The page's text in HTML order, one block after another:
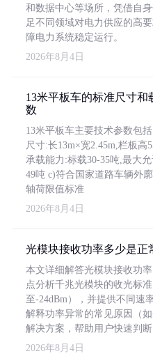
和数据中心等场所，凭借自
足不同领域对电力供应的高
障电力系统稳定运行。
2026年8月4日
13米平板车的标准尺寸和
数
13米平板车主要技术参数包
尺寸:长13m×宽2.45m,栏板高
承载能力:标载30-35吨,最大
49吨 c)符合国家道路车辆外
轴荷限值标准
2026年8月4日
光模块接收功率多少是正
本文详细解答光模块接收功
点分析千兆光模块的收光标
至-24dBm），并提供不同速
解释功率异常的常见原因（
解决方案，帮助用户快速判断
2026年8月4日